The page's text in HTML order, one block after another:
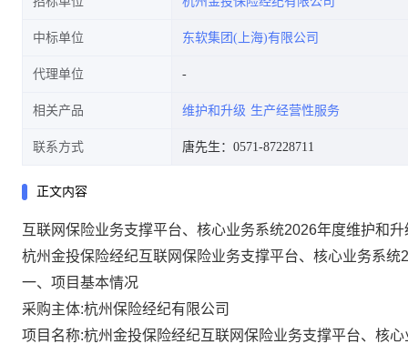
中标单位 东软集团(上海)有限公司
代理单位
相关产品 维护和升级 生产经营性服务
联系方式 唐先生：0571-87228711
正文内容
互联网保险业务支撑平台、核心业务系统2026年度维护和
杭州金投保险经纪互联网保险业务支撑平台、核心业务系统
一、项目基本情况
采购主体:杭州保险经纪有限公司
项目名称:杭州金投保险经纪互联网保险业务支撑平台、核心